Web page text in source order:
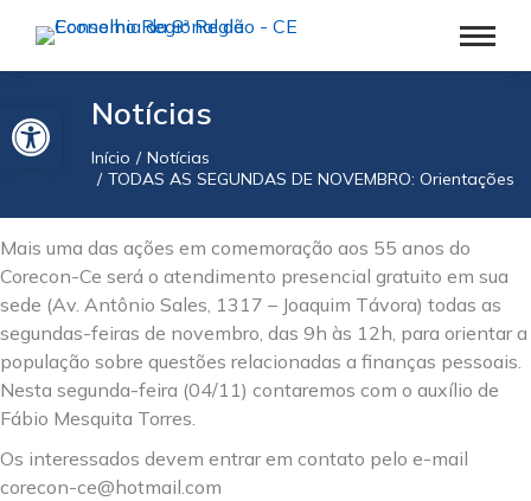
Barra de Ferramentas AbertaNotícias
Você está aqui:
Início
Notícias
TODAS AS SEGUNDAS DE NOVEMBRO:
Mais uma das ações em comemoração aos 55 anos do
Corecon-Ce será o atendimento presencial gratuito em sua
sede (Av. Antônio Sales, 1317 – Joaquim Távora) todas as
segundas-feiras de novembro, das 9h às 12h, para orientar a
população sobre questões relacionadas a finanças pessoais.
Nesta segunda-feira (04/11) contaremos com o auxílio de
Fábio Mesquita Torres.
Os interessados devem entrar em contato pelo e-mail
corecon-ce@hotmail.com